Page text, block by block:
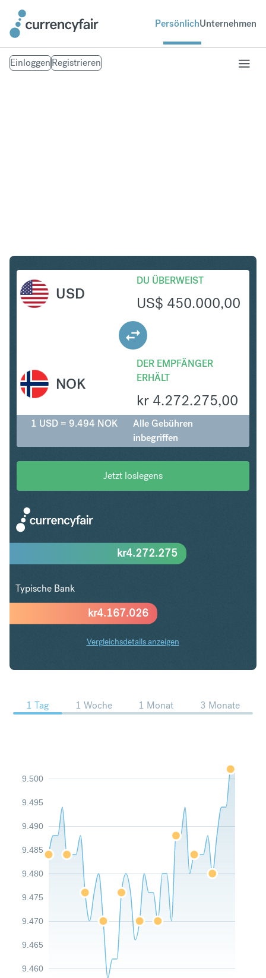
PersönlichUnternehmen
EinloggenRegistrieren
USD
DU ÜBERWEIST
US$ 450.000,00
DER EMPFÄNGER
ERHÄLT
kr 4.272.275,00
NOK
1 USD = 9.494 NOK
Alle Gebühren
inbegriffen
Jetzt loslegens
kr4.167.026
kr4.272.275
Typische Bank
Vergleichsdetails anzeigen
USD in NOK Trends
1 Tag 1 Woche 1 Monat 3 Monate
9.460
9.465
9.470
9.475
9.480
9.485
9.490
9.495
9.500